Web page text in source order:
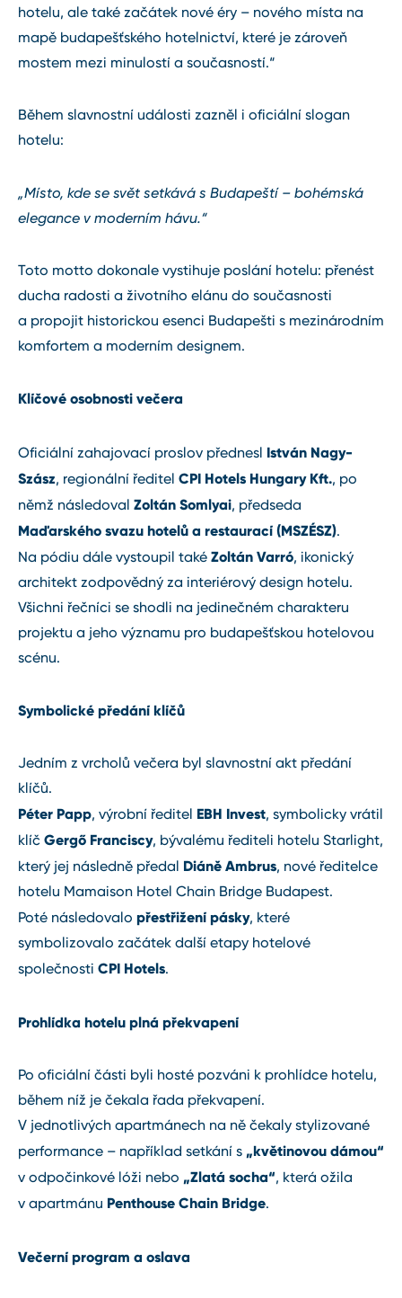
hotelu, ale také začátek nové éry – nového místa na
mapě budapešťského hotelnictví, které je zároveň
mostem mezi minulostí a současností.“
Během slavnostní události zazněl i oficiální slogan
hotelu:
„Místo, kde se svět setkává s Budapeští – bohémská
elegance v moderním hávu.“
Toto motto dokonale vystihuje poslání hotelu: přenést
ducha radosti a životního elánu do současnosti
a propojit historickou esenci Budapešti s mezinárodním
komfortem a moderním designem.
Klíčové osobnosti večera
Oficiální zahajovací proslov přednesl István Nagy-
Szász, regionální ředitel CPI Hotels Hungary Kft., po
němž následoval Zoltán Somlyai, předseda
Maďarského svazu hotelů a restaurací (MSZÉSZ).
Na pódiu dále vystoupil také Zoltán Varró, ikonický
architekt zodpovědný za interiérový design hotelu.
Všichni řečníci se shodli na jedinečném charakteru
projektu a jeho významu pro budapešťskou hotelovou
scénu.
Symbolické předání klíčů
Jedním z vrcholů večera byl slavnostní akt předání
klíčů.
Péter Papp, výrobní ředitel EBH Invest, symbolicky vrátil
klíč Gergő Franciscy, bývalému řediteli hotelu Starlight,
který jej následně předal Diáně Ambrus, nové ředitelce
hotelu Mamaison Hotel Chain Bridge Budapest.
Poté následovalo přestřižení pásky, které
symbolizovalo začátek další etapy hotelové
společnosti CPI Hotels.
Prohlídka hotelu plná překvapení
Po oficiální části byli hosté pozváni k prohlídce hotelu,
během níž je čekala řada překvapení.
V jednotlivých apartmánech na ně čekaly stylizované
performance – například setkání s „květinovou dámou“
v odpočinkové lóži nebo „Zlatá socha“, která ožila
v apartmánu Penthouse Chain Bridge.
Večerní program a oslava